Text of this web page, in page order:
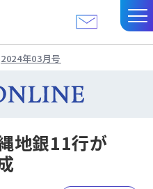
2024年03月号
地銀11行が